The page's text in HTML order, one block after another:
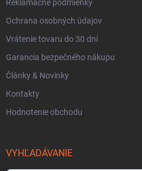
Reklamačné podmienky
Ochrana osobných údajov
Vrátenie tovaru do 30 dní
Garancia bezpečného nákupu
Články & Novinky
Kontakty
Hodnotenie obchodu
VYHĽADÁVANIE